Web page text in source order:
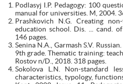
Podlasyj I.P. Pedagogy: 100
manual for universities. M, 2004.
Prashkovich N.G. Creating
education school. Dis. ... cand.
146 pages.
Senina N.A., Garmash S.V.
9th grade. Thematic training:
Rostov n/D., 2018. 318 pages.
Sokolova L.N. Non-standard
characteristics, typology,